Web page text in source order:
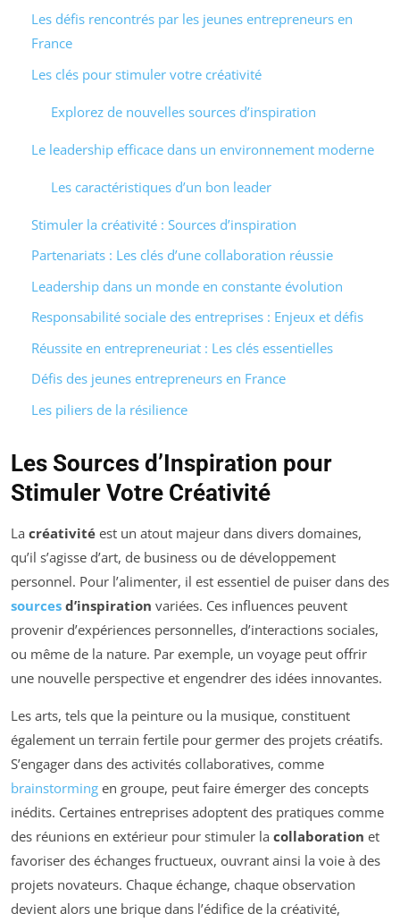
Les défis rencontrés par les jeunes entrepreneurs en
France
Les clés pour stimuler votre créativité
Explorez de nouvelles sources d’inspiration
Le leadership efficace dans un environnement moderne
Les caractéristiques d’un bon leader
Stimuler la créativité : Sources d’inspiration
Partenariats : Les clés d’une collaboration réussie
Leadership dans un monde en constante évolution
Responsabilité sociale des entreprises : Enjeux et défis
Réussite en entrepreneuriat : Les clés essentielles
Défis des jeunes entrepreneurs en France
Les piliers de la résilience
Les Sources d’Inspiration pour
Stimuler Votre Créativité
La créativité est un atout majeur dans divers domaines,
qu’il s’agisse d’art, de business ou de développement
personnel. Pour l’alimenter, il est essentiel de puiser dans des
sources d’inspiration variées. Ces influences peuvent
provenir d’expériences personnelles, d’interactions sociales,
ou même de la nature. Par exemple, un voyage peut offrir
une nouvelle perspective et engendrer des idées innovantes.
Les arts, tels que la peinture ou la musique, constituent
également un terrain fertile pour germer des projets créatifs.
S’engager dans des activités collaboratives, comme
brainstorming en groupe, peut faire émerger des concepts
inédits. Certaines entreprises adoptent des pratiques comme
des réunions en extérieur pour stimuler la collaboration et
favoriser des échanges fructueux, ouvrant ainsi la voie à des
projets novateurs. Chaque échange, chaque observation
devient alors une brique dans l’édifice de la créativité,